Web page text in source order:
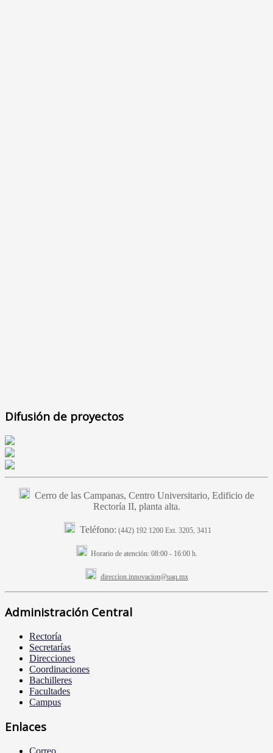
Difusión de proyectos
Cerro de las Campanas, Centro Universitario, Edificio de
Rectoría II, planta alta.
Teléfono: (442) 192 1200 Ext. 3205, 3411
Horario de atención:08:00 - 16:00 h.
direccion.innovacion@uaq.mx
Administración Central
Rectoría
Secretarías
Direcciones
Coordinaciones
Bachilleres
Facultades
Campus
Enlaces
Correo